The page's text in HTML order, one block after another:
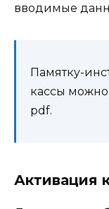
вводимые
Памятку-
кассы можно
pdf.
Активация